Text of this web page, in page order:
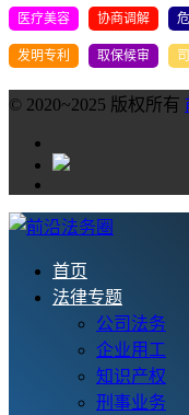
医疗美容 协商调解
发明专利 取保候审
© 2020~2025 版权所有
首页
法律专题
公司法务
企业用工
知识产权
刑事业务